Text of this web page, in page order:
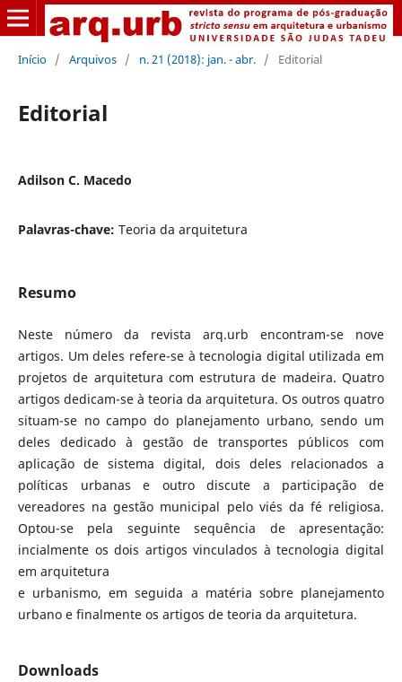
Início / Arquivos / n. 21 (2018): jan. - abr. / Editorial
Editorial
Adilson C. Macedo
Palavras-chave: Teoria da arquitetura
Resumo
Neste número da revista arq.urb encontram-se nove
artigos. Um deles refere-se à tecnologia digital utilizada em
projetos de arquitetura com estrutura de madeira. Quatro
artigos dedicam-se à teoria da arquitetura. Os outros quatro
situam-se no campo do planejamento urbano, sendo um
deles dedicado à gestão de transportes públicos com
aplicação de sistema digital, dois deles relacionados a
políticas urbanas e outro discute a participação de
vereadores na gestão municipal pelo viés da fé religiosa.
Optou-se pela seguinte sequência de apresentação:
incialmente os dois artigos vinculados à tecnologia digital
em arquitetura
e urbanismo, em seguida a matéria sobre planejamento
urbano e finalmente os artigos de teoria da arquitetura.
Downloads